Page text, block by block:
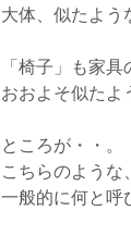
大体、似たよう
「椅子」も家
おおよそ似たよ
ところが・・。
こちらのような
一般的に何と呼